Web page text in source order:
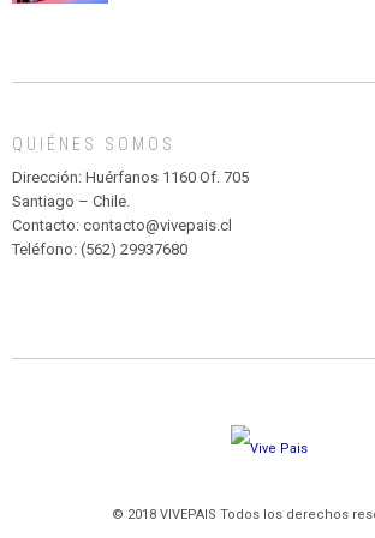
MADAGASCAR
PARQUE
HURATDO
QUIÉNES SOMOS
Dirección: Huérfanos 1160 Of. 705
Santiago – Chile.
Contacto: contacto@vivepais.cl
Teléfono: (562) 29937680
© 2018 VIVEPAIS Todos los derechos